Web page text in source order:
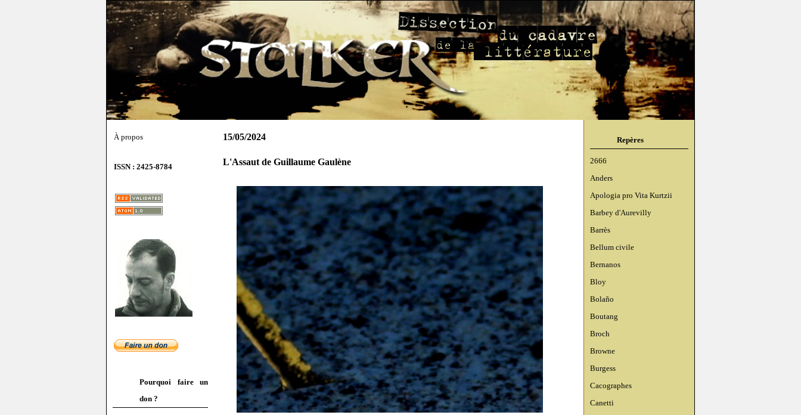
À propos
ISSN : 2425-8784
Pourquoi faire un
don ?
Repères
2666
Anders
Apologia pro Vita Kurtzii
Barbey d'Aurevilly
Barrès
Bellum civile
Bernanos
Bloy
Bolaño
Boutang
Broch
Browne
Burgess
Cacographes
Canetti
15/05/2024
L'Assaut de Guillaume Gaulène